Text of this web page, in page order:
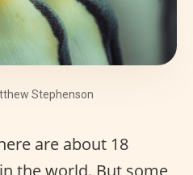
Stephenson
are about 18
in the world. But some